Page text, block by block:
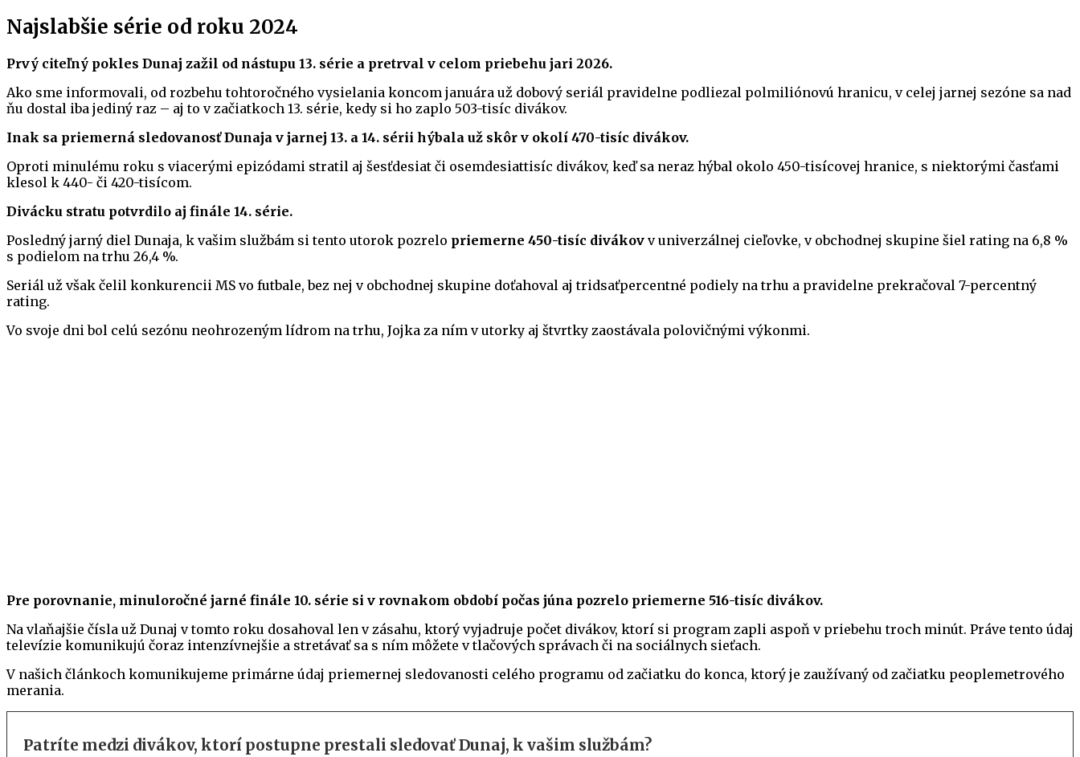
Najslabšie série od roku 2024
Prvý citeľný pokles Dunaj zažil od nástupu 13. série a pretrval v celom priebehu jari 2026.
Ako sme informovali, od rozbehu tohtoročného vysielania koncom januára už dobový seriál pravidelne podliezal polmiliónovú hranicu, v celej jarnej sezóne sa nad
ňu dostal iba jediný raz – aj to v začiatkoch 13. série, kedy si ho zaplo 503-tisíc divákov.
Inak sa priemerná sledovanosť Dunaja v jarnej 13. a 14. sérii hýbala už skôr v okolí 470-tisíc divákov.
Oproti minulému roku s viacerými epizódami stratil aj šesťdesiat či osemdesiattisíc divákov, keď sa neraz hýbal okolo 450-tisícovej hranice, s niektorými časťami
klesol k 440- či 420-tisícom.
Divácku stratu potvrdilo aj finále 14. série.
Posledný jarný diel Dunaja, k vašim službám si tento utorok pozrelo priemerne 450-tisíc divákov v univerzálnej cieľovke, v obchodnej skupine šiel rating na 6,8 %
s podielom na trhu 26,4 %.
Seriál už však čelil konkurencii MS vo futbale, bez nej v obchodnej skupine doťahoval aj tridsaťpercentné podiely na trhu a pravidelne prekračoval 7-percentný
rating.
Vo svoje dni bol celú sezónu neohrozeným lídrom na trhu, Jojka za ním v utorky aj štvrtky zaostávala polovičnými výkonmi.
Pre porovnanie, minuloročné jarné finále 10. série si v rovnakom období počas júna pozrelo priemerne 516-tisíc divákov.
Na vlaňajšie čísla už Dunaj v tomto roku dosahoval len v zásahu, ktorý vyjadruje počet divákov, ktorí si program zapli aspoň v priebehu troch minút. Práve tento údaj
televízie komunikujú čoraz intenzívnejšie a stretávať sa s ním môžete v tlačových správach či na sociálnych sieťach.
V našich článkoch komunikujeme primárne údaj priemernej sledovanosti celého programu od začiatku do konca, ktorý je zaužívaný od začiatku peoplemetrového
merania.
Patríte medzi divákov, ktorí postupne prestali sledovať Dunaj, k vašim službám?